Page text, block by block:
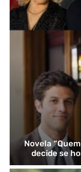
Novela
decide se